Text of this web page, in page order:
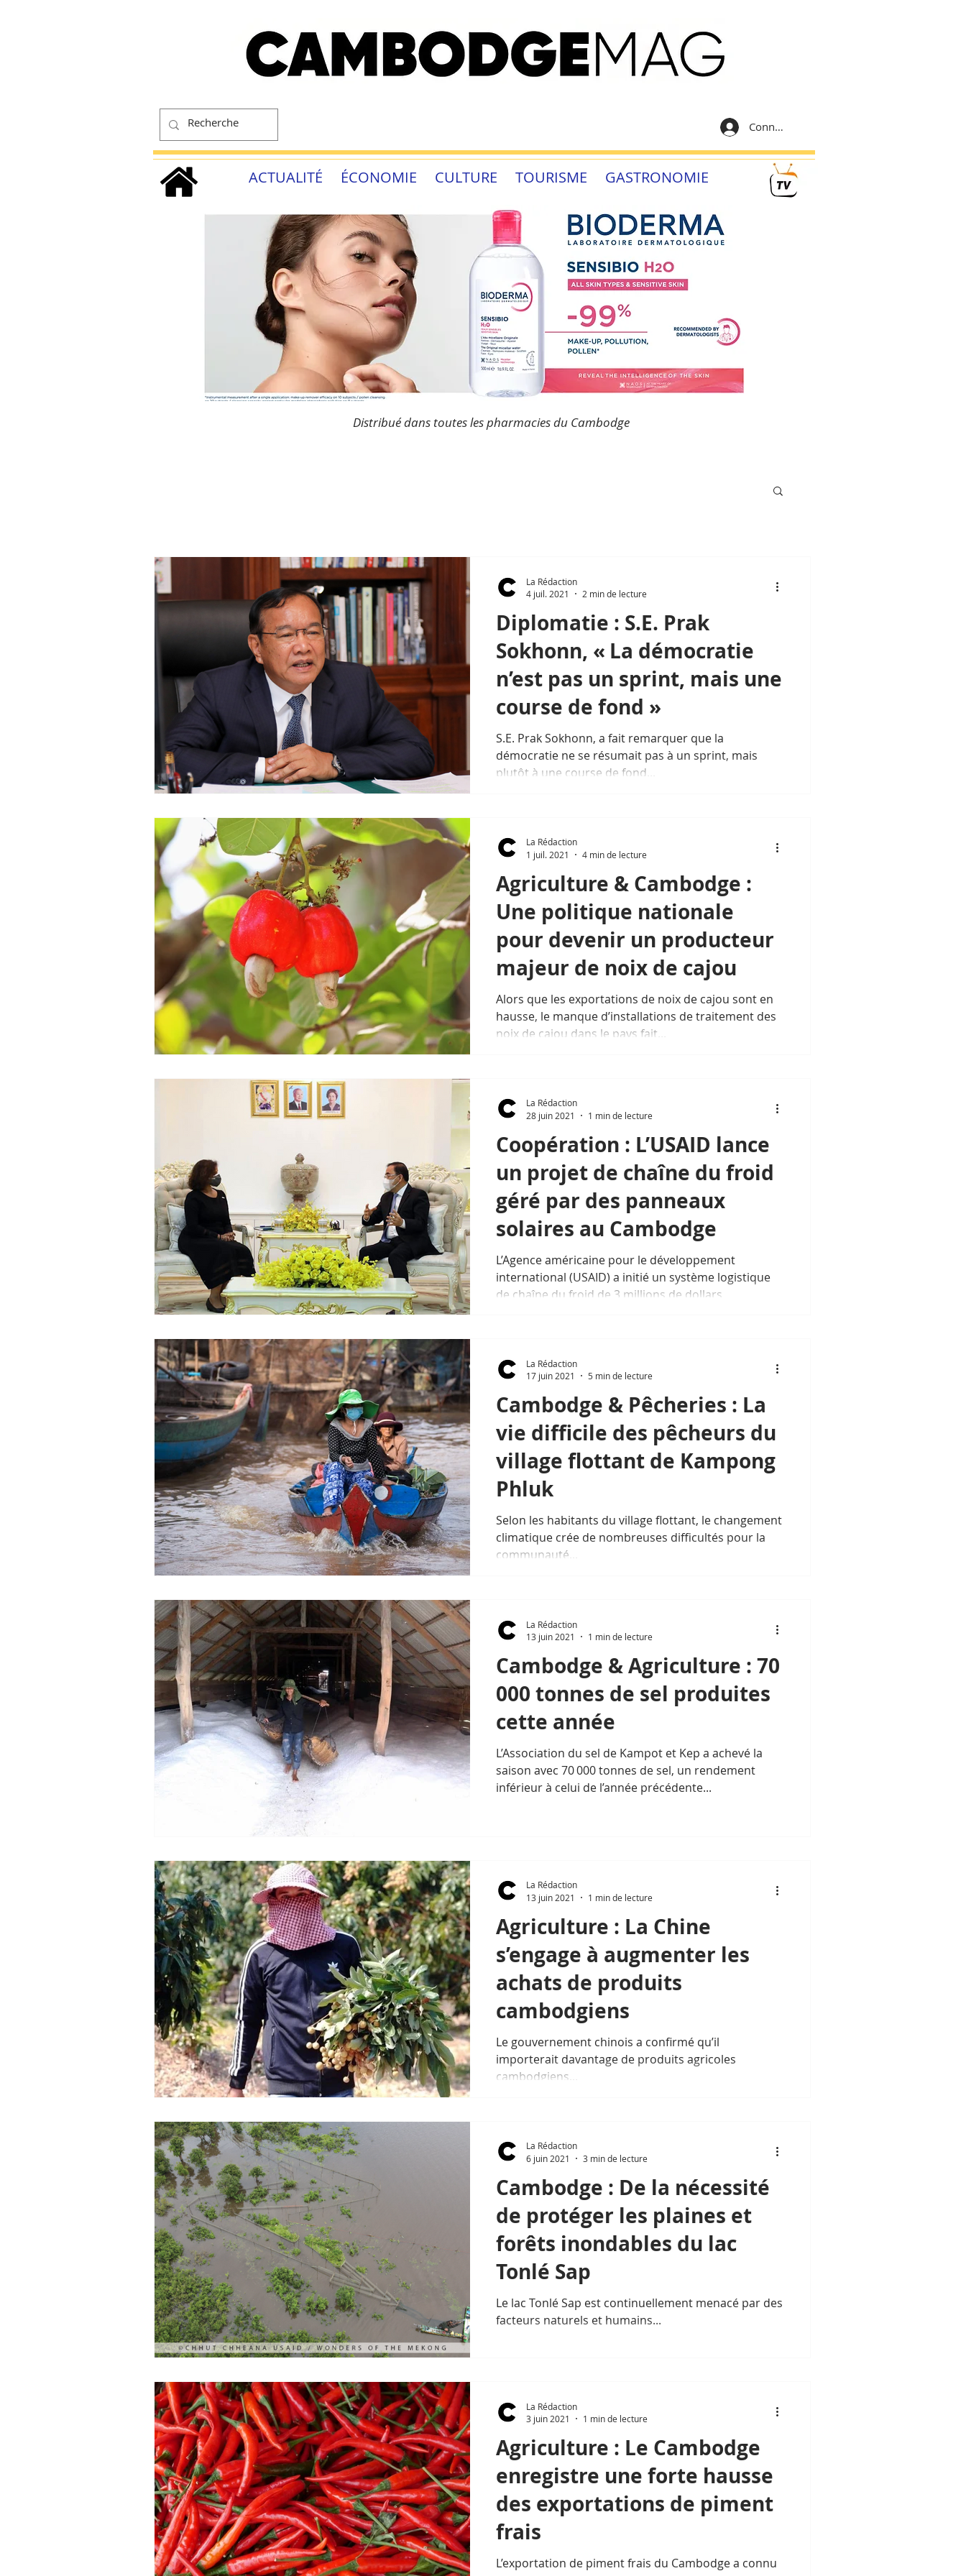
Connexion
ACTUALITÉ ÉCONOMIE CULTURE TOURISME GASTRONOMIE
Distribué dans toutes les pharmacies du Cambodge
Diplomatie : S.E. Prak
Sokhonn, « La démocratie
n’est pas un sprint, mais une
course de fond »
S.E. Prak Sokhonn, a fait remarquer que la
démocratie ne se résumait pas à un sprint, mais
plutôt à une course de fond...
La Rédaction
4 juil. 2021
2 min de lecture
Agriculture & Cambodge :
Une politique nationale
pour devenir un producteur
majeur de noix de cajou
Alors que les exportations de noix de cajou sont en
hausse, le manque d’installations de traitement des
noix de cajou dans le pays fait...
La Rédaction
1 juil. 2021
4 min de lecture
Coopération : L’USAID lance
un projet de chaîne du froid
géré par des panneaux
solaires au Cambodge
L’Agence américaine pour le développement
international (USAID) a initié un système logistique
de chaîne du froid de 3 millions de dollars..
La Rédaction
28 juin 2021
1 min de lecture
Cambodge & Pêcheries : La
vie difficile des pêcheurs du
village flottant de Kampong
Phluk
Selon les habitants du village flottant, le changement
climatique crée de nombreuses difficultés pour la
communauté...
La Rédaction
17 juin 2021
5 min de lecture
Cambodge & Agriculture : 70
000 tonnes de sel produites
cette année
L’Association du sel de Kampot et Kep a achevé la
saison avec 70 000 tonnes de sel, un rendement
inférieur à celui de l’année précédente...
La Rédaction
13 juin 2021
1 min de lecture
Agriculture : La Chine
s’engage à augmenter les
achats de produits
cambodgiens
Le gouvernement chinois a confirmé qu’il
importerait davantage de produits agricoles
cambodgiens...
La Rédaction
13 juin 2021
1 min de lecture
Cambodge : De la nécessité
de protéger les plaines et
forêts inondables du lac
Tonlé Sap
Le lac Tonlé Sap est continuellement menacé par des
facteurs naturels et humains...
La Rédaction
6 juin 2021
3 min de lecture
Agriculture : Le Cambodge
enregistre une forte hausse
des exportations de piment
frais
L’exportation de piment frais du Cambodge a connu
La Rédaction
3 juin 2021
1 min de lecture